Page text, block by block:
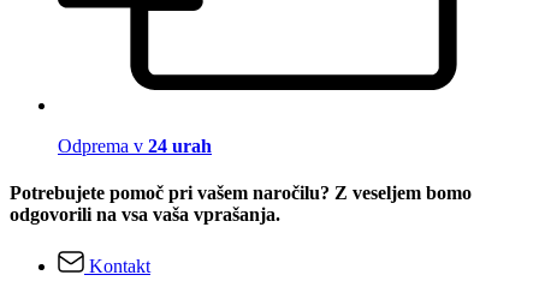
Odprema v 24 urah
Potrebujete pomoč pri vašem naročilu? Z veseljem bomo
odgovorili na vsa vaša vprašanja.
Kontakt